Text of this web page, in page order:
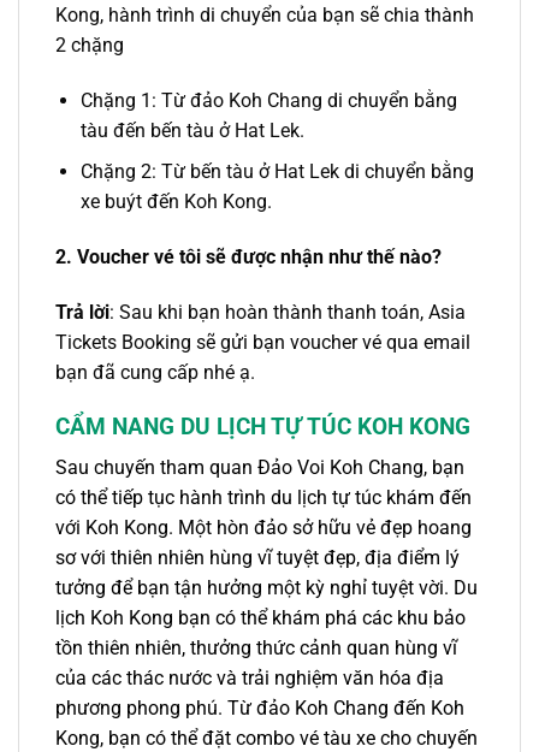
Kong, hành trình di chuyển của bạn sẽ chia thành
2 chặng
Chặng 1: Từ đảo Koh Chang di chuyển bằng
tàu đến bến tàu ở Hat Lek.
Chặng 2: Từ bến tàu ở Hat Lek di chuyển bằng
xe buýt đến Koh Kong.
2. Voucher vé tôi sẽ được nhận như thế nào?
Trả lời: Sau khi bạn hoàn thành thanh toán, Asia
Tickets Booking sẽ gửi bạn voucher vé qua email
bạn đã cung cấp nhé ạ.
CẨM NANG DU LỊCH TỰ TÚC KOH KONG
Sau chuyến tham quan Đảo Voi Koh Chang, bạn
có thể tiếp tục hành trình du lịch tự túc khám đến
với Koh Kong. Một hòn đảo sở hữu vẻ đẹp hoang
sơ với thiên nhiên hùng vĩ tuyệt đẹp, địa điểm lý
tưởng để bạn tận hưởng một kỳ nghỉ tuyệt vời. Du
lịch Koh Kong bạn có thể khám phá các khu bảo
tồn thiên nhiên, thưởng thức cảnh quan hùng vĩ
của các thác nước và trải nghiệm văn hóa địa
phương phong phú. Từ đảo Koh Chang đến Koh
Kong, bạn có thể đặt combo vé tàu xe cho chuyến